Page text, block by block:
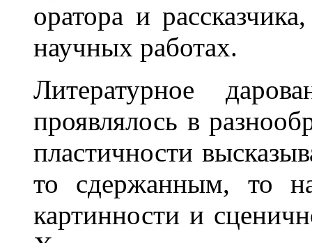
оратора и
научных работах.
Литературное
проявлялось в
пластичности
то сдержанным, то
картинности и